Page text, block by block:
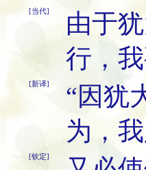
[当代]
由于
行，
[新译]
“因犹
为，
[钦定]